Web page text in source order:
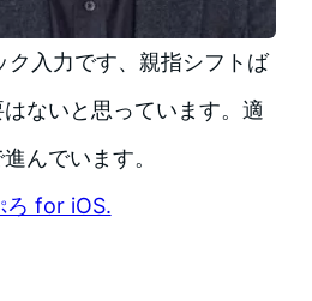
入力です、親指シフトば
ないと思っています。適
んでいます。
ろ for iOS.